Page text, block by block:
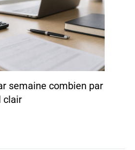
semaine combien par
clair